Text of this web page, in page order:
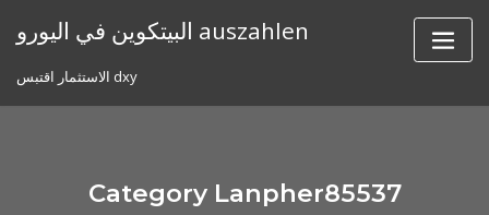
البيتكوين في اليورو auszahlen
الاستثمار اقتبس dxy
Category Lanpher85537